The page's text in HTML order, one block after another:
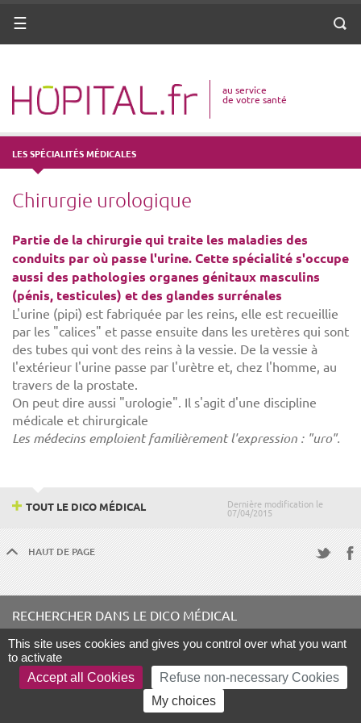
ANNUAIRE
VOTRE SANTÉ
DROITS & DÉMARCHES
MISSIONS
MÉTIERS
Menu
au service
de votre santé
LES SPÉCIALITÉS MÉDICALES
Chirurgie urologique
Partie de la chirurgie qui traite les maladies des
conduits par où passe l'urine. Cette spécialité s'occupe
aussi des pathologies organes génitaux masculins
(pénis, testicules) et des glandes surrénales
L'urine (pipi) est fabriquée par les reins, elle est recueillie
par les "calices" et passe ensuite dans les uretères qui sont
des tubes qui vont des reins à la vessie. De la vessie à
l'extérieur l'urine passe par l'urètre et, chez l'homme, au
travers de la prostate.
On peut dire aussi "urologie". Il s'agit d'une discipline
médicale et chirurgicale
Les médecins emploient familièrement l'expression : "uro".
Dernière modification le
07/04/2015
TOUT LE DICO MÉDICAL
HAUT DE PAGE
RECHERCHER DANS LE DICO MÉDICAL
Terme à rechercher
This site uses cookies and gives you control over what you want
to activate
Accept all Cookies
Refuse non-necessary Cookies
My choices